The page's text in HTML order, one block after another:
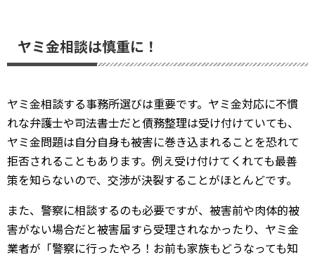
ヤミ金相談は慎重に！
ヤミ金相談する事務所選びは重要です。ヤミ金対応に不慣
れな弁護士や司法書士だと債務整理は受け付けていても、
ヤミ金問題は自分自身も被害に巻き込まれることを恐れて
拒否されることもあります。例え受け付けてくれても最善
策を知らないので、交渉が決裂することがほとんどです。
また、警察に相談するのも必要ですが、被害前や肉体的被
害がない場合だと被害届すら受理されなかったり、ヤミ金
業者が「警察に行ったやろ！お前も家族もどうなっても知